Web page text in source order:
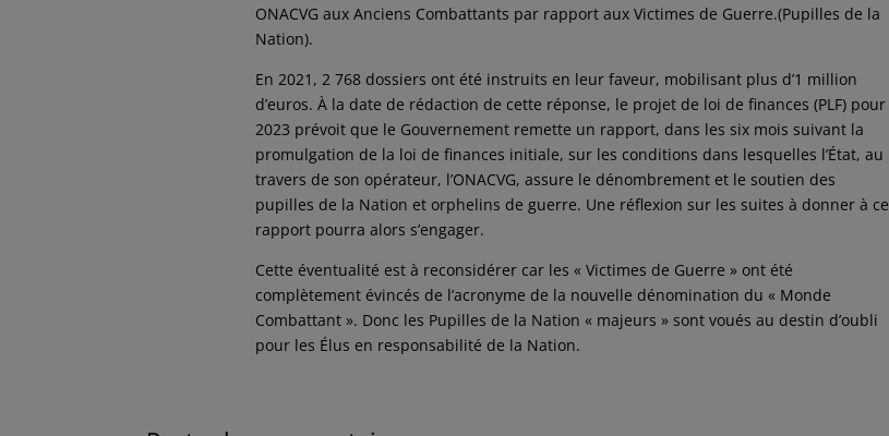
ONACVG aux Anciens Combattants par rapport aux Victimes de Guerre.(Pupilles de la
Nation).
En 2021, 2 768 dossiers ont été instruits en leur faveur, mobilisant plus d’1 million
d’euros. À la date de rédaction de cette réponse, le projet de loi de finances (PLF) pour
2023 prévoit que le Gouvernement remette un rapport, dans les six mois suivant la
promulgation de la loi de finances initiale, sur les conditions dans lesquelles l’État, au
travers de son opérateur, l’ONACVG, assure le dénombrement et le soutien des
pupilles de la Nation et orphelins de guerre. Une réflexion sur les suites à donner à ce
rapport pourra alors s’engager.
Cette éventualité est à reconsidérer car les « Victimes de Guerre » ont été
complètement évincés de l’acronyme de la nouvelle dénomination du « Monde
Combattant ». Donc les Pupilles de la Nation « majeurs » sont voués au destin d’oubli
pour les Élus en responsabilité de la Nation.